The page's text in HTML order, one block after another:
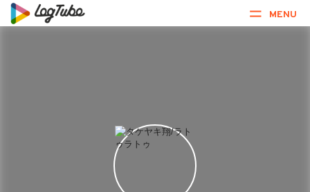
MENU